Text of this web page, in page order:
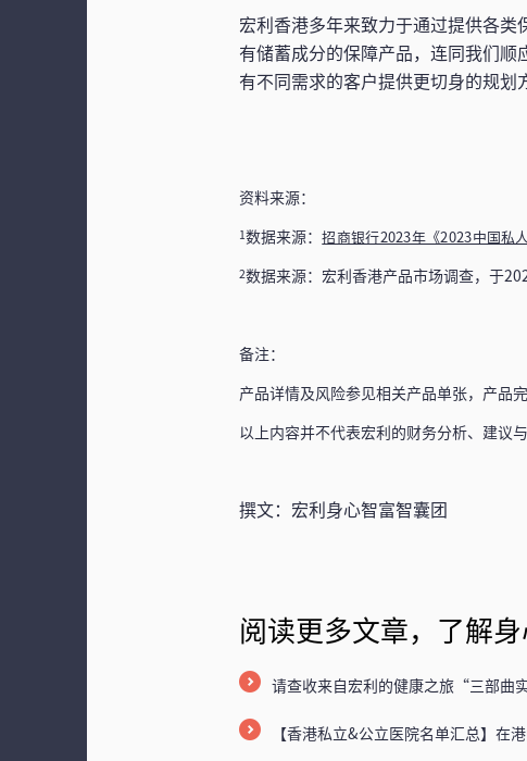
宏利香港多年来致力于通过提供各
有储蓄成分的保障产品，连同我们
有不同需求的客户提供更切身的规划
资料来源：
1数据来源：招商银行2023年《2023中国私
2数据来源：宏利香港产品市场调查，于
备注：
产品详情及风险参见相关产品单张，产品
以上内容并不代表宏利的财务分析、建议
撰文：宏利身心智富智囊团
阅读更多文章，了解
请查收来自宏利的健康之旅“三部曲
【香港私立&公立医院名单汇总】在